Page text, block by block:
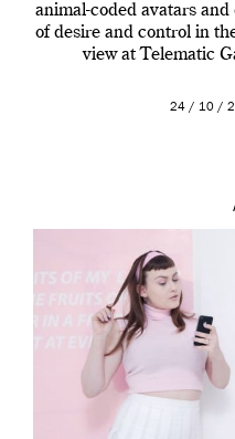
animal-coded avatars
of desire and control in
view at Telematic
24 / 10 /